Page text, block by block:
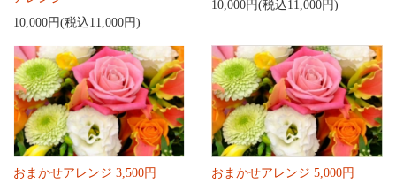
10,000円(税込11,000円)
10,000円(税込11,000円)
おまかせアレンジ 3,500円
おまかせアレンジ 5,000円